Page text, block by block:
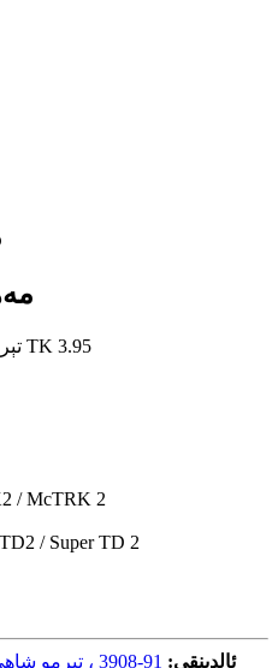
تېرمو پادىشاھىنىڭ تەۋرىنىشى يانمار TK 3.95
/ McTRK 2
/ Super TD 2
ئالدىنقى: 91-3908 ، تېرمو شاھى تەۋرىنىش يانمار 3.53 / 3.95